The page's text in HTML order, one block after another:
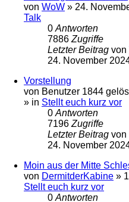
von WoW » 24.
Talk
0 Antworten
7886 Zugriffe
Letzter Beitrag von
24. November
Vorstellung
von Benutzer 1844
» in Stellt euch kurz vor
0 Antworten
7196 Zugriffe
Letzter Beitrag von
24. November
Moin aus der Mitte
von DermitderKabine »
Stellt euch kurz vor
0 Antworten